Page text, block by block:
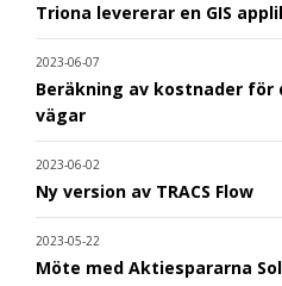
Triona levererar en GIS
2023-06-07
Beräkning av kostnader
vägar
2023-06-02
Ny version av TRACS Flow
2023-05-22
Möte med Aktiespararna